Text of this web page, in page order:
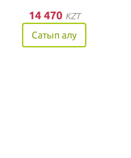
14 470 KZT
Сатып алу